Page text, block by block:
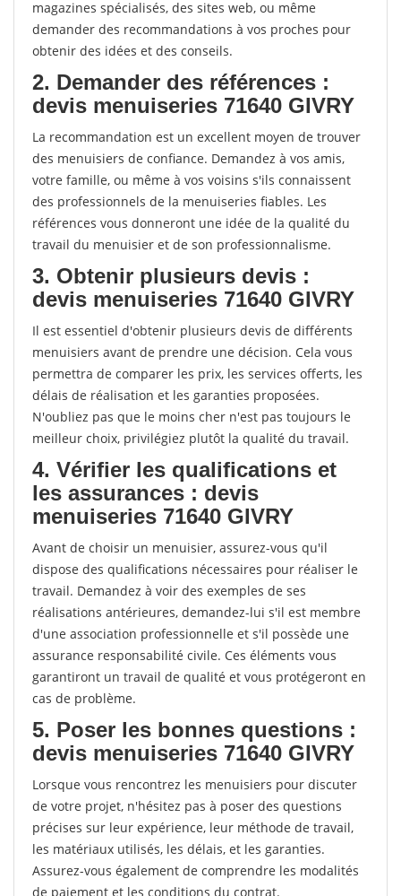
magazines spécialisés, des sites web, ou même
demander des recommandations à vos proches pour
obtenir des idées et des conseils.
2. Demander des références :
devis menuiseries 71640 GIVRY
La recommandation est un excellent moyen de trouver
des menuisiers de confiance. Demandez à vos amis,
votre famille, ou même à vos voisins s'ils connaissent
des professionnels de la menuiseries fiables. Les
références vous donneront une idée de la qualité du
travail du menuisier et de son professionnalisme.
3. Obtenir plusieurs devis :
devis menuiseries 71640 GIVRY
Il est essentiel d'obtenir plusieurs devis de différents
menuisiers avant de prendre une décision. Cela vous
permettra de comparer les prix, les services offerts, les
délais de réalisation et les garanties proposées.
N'oubliez pas que le moins cher n'est pas toujours le
meilleur choix, privilégiez plutôt la qualité du travail.
4. Vérifier les qualifications et
les assurances : devis
menuiseries 71640 GIVRY
Avant de choisir un menuisier, assurez-vous qu'il
dispose des qualifications nécessaires pour réaliser le
travail. Demandez à voir des exemples de ses
réalisations antérieures, demandez-lui s'il est membre
d'une association professionnelle et s'il possède une
assurance responsabilité civile. Ces éléments vous
garantiront un travail de qualité et vous protégeront en
cas de problème.
5. Poser les bonnes questions :
devis menuiseries 71640 GIVRY
Lorsque vous rencontrez les menuisiers pour discuter
de votre projet, n'hésitez pas à poser des questions
précises sur leur expérience, leur méthode de travail,
les matériaux utilisés, les délais, et les garanties.
Assurez-vous également de comprendre les modalités
de paiement et les conditions du contrat.